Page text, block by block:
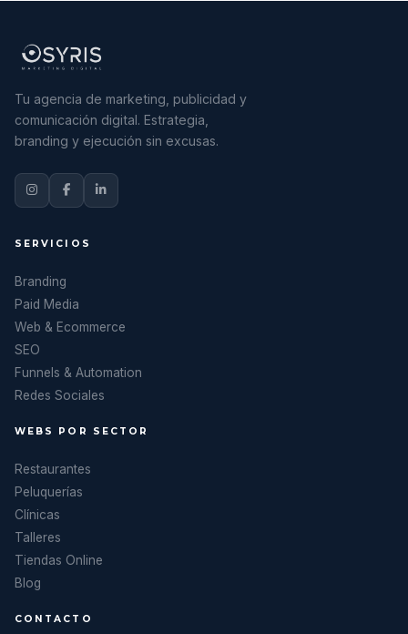
Tu agencia de marketing, publicidad y
comunicación digital. Estrategia,
branding y ejecución sin excusas.
SERVICIOS
Branding
Paid Media
Web & Ecommerce
SEO
Funnels & Automation
Redes Sociales
WEBS POR SECTOR
Restaurantes
Peluquerías
Clínicas
Talleres
Tiendas Online
Blog
CONTACTO